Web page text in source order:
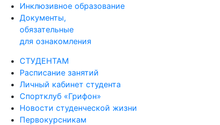
Республике Гватемала
Инклюзивное образование
Документы,
обязательные
СТУДЕНТАМ
Расписание занятий
Личный кабинет студента
Спортклуб «Грифон»
Новости студенческой жизни